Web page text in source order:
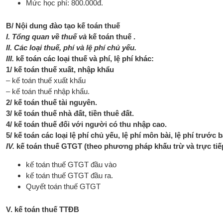
Mức học phí: 800.000đ.
B/ Nội dung đào tạo kế toán thuế
I. Tổng quan về thuế và kế toán thuế .
II. Các loại thuế, phí và lệ phí chủ yếu.
III. kế toán các loại thuế và phí, lệ phí khác:
1/ kế toán thuế xuất, nhập khẩu
– kế toán thuế xuất khẩu
– kế toán thuế nhập khẩu.
2/ kế toán thuế tài nguyên.
3/ kế toán thuế nhà đất, tiền thuê đất.
4/ kế toán thuế đối với người có thu nhập cao.
5/ kế toán các loại lệ phí chủ yếu, lệ phí môn bài, lệ phí trước
IV. kế toán thuế GTGT (theo phương pháp khấu trừ và trực
kế toán thuế GTGT đầu vào
kế toán thuế GTGT đầu ra.
Quyết toán thuế GTGT
V. kế toán thuế TTĐB